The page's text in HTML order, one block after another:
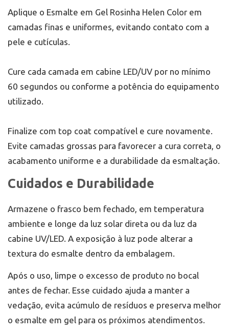
Aplique o Esmalte em Gel Rosinha Helen Color em
camadas finas e uniformes, evitando contato com a
pele e cutículas.
Cure cada camada em cabine LED/UV por no mínimo
60 segundos ou conforme a potência do equipamento
utilizado.
Finalize com top coat compatível e cure novamente.
Evite camadas grossas para favorecer a cura correta, o
acabamento uniforme e a durabilidade da esmaltação.
Cuidados e Durabilidade
Armazene o frasco bem fechado, em temperatura
ambiente e longe da luz solar direta ou da luz da
cabine UV/LED. A exposição à luz pode alterar a
textura do esmalte dentro da embalagem.
Após o uso, limpe o excesso de produto no bocal
antes de fechar. Esse cuidado ajuda a manter a
vedação, evita acúmulo de resíduos e preserva melhor
o esmalte em gel para os próximos atendimentos.